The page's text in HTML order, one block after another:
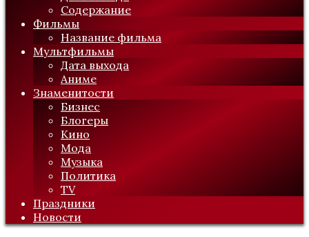
Содержание
Фильмы
Название фильма
Мультфильмы
Дата выхода
Аниме
Знаменитости
Бизнес
Блогеры
Кино
Мода
Музыка
Политика
TV
Праздники
Новости